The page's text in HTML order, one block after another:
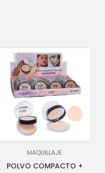
MAQUILLAJE
POLVO COMPACTO +